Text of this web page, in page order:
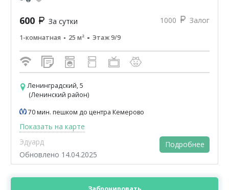
600 За сутки 1000 Залог
1-комнатная 25 м² Этаж 9/9
Ленинградский, 5
(Ленинский район)
70 мин. пешком до центра Кемерово
Показать на карте
Эдуард
Обновлено 14.04.2025
Подробнее